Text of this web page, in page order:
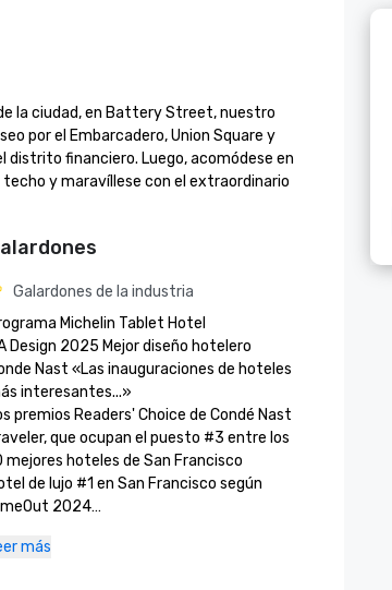
la ciudad, en Battery Street, nuestro
por el Embarcadero, Union Square y
distrito financiero. Luego, acomódese en
y maravíllese con el extraordinario
Galardones de la industria
Michelin Tablet Hotel
Design 2025 Mejor diseño hotelero
Nast «Las inauguraciones de hoteles
interesantes...»
premios Readers' Choice de Condé Nast
que ocupan el puesto #3 entre los
mejores hoteles de San Francisco
de lujo #1 en San Francisco según
2024
más